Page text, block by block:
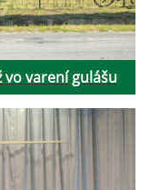
vo varení gulášu